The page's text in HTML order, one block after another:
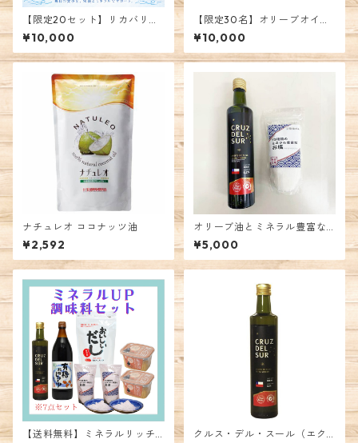
【限定20セット】リカバリー
栄養スープセット
¥10,000
【限定30名】オリーブオイル
と73種類のミネラル豊富なお
塩セット
¥10,000
ナチュレオ ココナッツ油
¥2,592
オリーブ油とミネラル豊富な
お塩セット
¥5,000
【送料無料】ミネラルリッチ
クルス・デル・スール（エク